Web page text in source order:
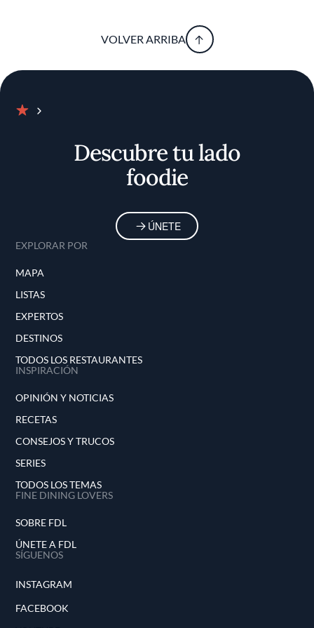
VOLVER ARRIBA
Descubre tu lado
foodie
ÚNETE
EXPLORAR POR
MAPA
LISTAS
EXPERTOS
DESTINOS
TODOS LOS RESTAURANTES
INSPIRACIÓN
OPINIÓN Y NOTICIAS
RECETAS
CONSEJOS Y TRUCOS
SERIES
TODOS LOS TEMAS
FINE DINING LOVERS
SOBRE FDL
ÚNETE A FDL
SÍGUENOS
INSTAGRAM
FACEBOOK